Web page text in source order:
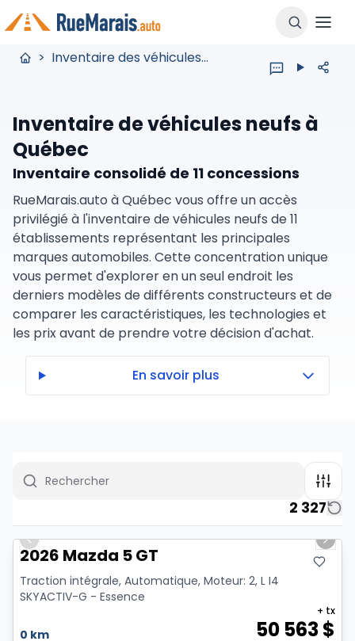
> Inventaire des véhicules neufs
Inventaire de véhicules neufs à
Québec
Inventaire consolidé de 11 concessions
RueMarais.auto à Québec vous offre un accès
privilégié à l'inventaire de véhicules neufs de 11
établissements représentant les principales
marques automobiles. Cette concentration unique
vous permet d'explorer en un seul endroit les
derniers modèles de différents constructeurs et de
comparer les caractéristiques, les technologies et
les prix avant de prendre votre décision d'achat.
En savoir plus
2 327
1/2
Previous slide
Next
2026 Mazda 5 GT
Traction intégrale, Automatique, Moteur: 2, L I4
SKYACTIV-G - Essence
0 km 50 563$
+ tx